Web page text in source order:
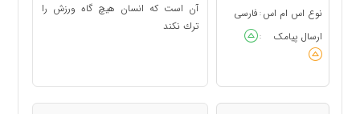
نوع اس ام اس : فارسی
ارسال پیامک
:
آن است كه انسان هيچ گاه ورزش را
ترك نكند